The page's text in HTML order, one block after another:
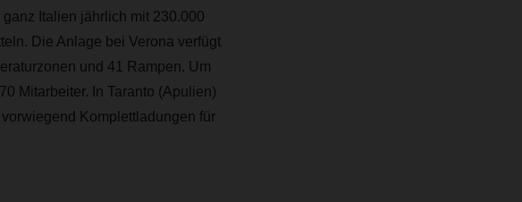
Italien jährlich mit 230.000
Die Anlage bei Verona verfügt
und 41 Rampen. Um
Mitarbeiter. In Taranto (Apulien)
Komplettladungen für